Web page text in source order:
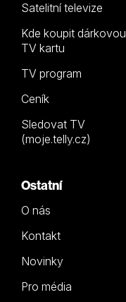
Satelitní televize
Kde koupit dárkovou
TV kartu
TV program
Ceník
Sledovat TV
(moje.telly.cz)
Ostatní
O nás
Kontakt
Novinky
Pro média